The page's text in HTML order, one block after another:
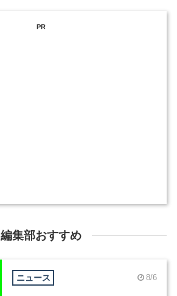
PR
編集部おすすめ
ニュース 8/6